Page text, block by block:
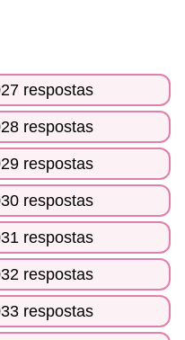
respostas
respostas
respostas
respostas
respostas
respostas
respostas